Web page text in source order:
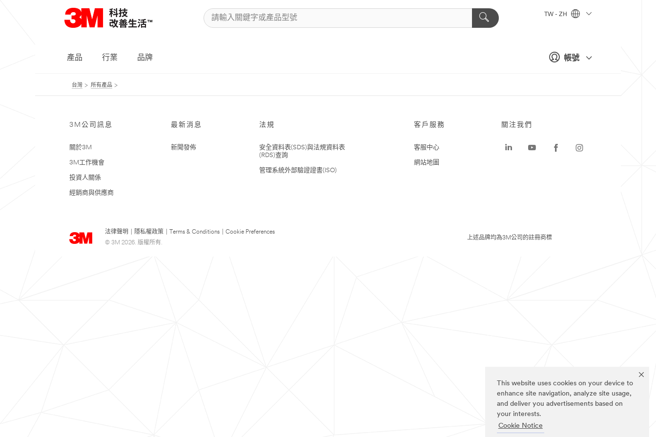
This website uses cookies on your device to
enhance site navigation, analyze site usage,
and deliver you advertisements based on
your interests.
Cookie Notice
帳號
TW - ZH
產品 行業 品牌
台灣 所有產品
3M公司訊息
關於3M
3M工作機會
投資人關係
經銷商與供應商
最新消息
新聞發佈
法規
安全資料表(SDS)與法規資料表
(RDS)查詢
管理系統外部驗證證書(ISO)
客戶服務
客服中心
網站地圖
法律聲明 隱私權政策 Terms & Conditions
Cookie Preferences
© 3M 2026. 版權所有.
關注我們
上述品牌均為3M公司的註冊商標